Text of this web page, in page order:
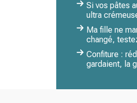
Si vos pâtes
ultra
Ma fille ne
changé,
Confiture :
gardaient, la